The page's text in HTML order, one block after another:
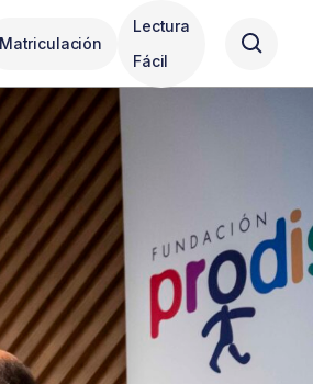
Matriculación
Lectura
Fácil